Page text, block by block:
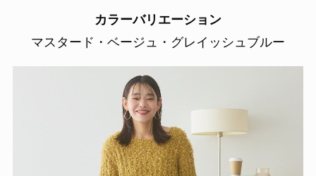
カラーバリエーション
マスタード・ベージュ・グレイッシュブルー